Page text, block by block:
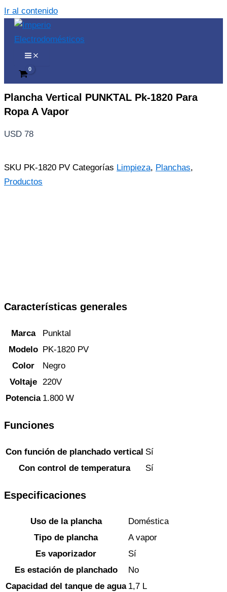
Ir al contenido
Plancha Vertical PUNKTAL Pk-1820 Para
Ropa A Vapor
USD 78
SKU PK-1820 PV Categorías Limpieza, Planchas,
Productos
Características generales
Marca
Punktal
Modelo PK-1820 PV
Color
Negro
Voltaje
220V
Potencia 1.800 W
Funciones
Con función de planchado vertical Sí
Con control de temperatura
Sí
Especificaciones
Uso de la plancha
Doméstica
Tipo de plancha
A vapor
Es vaporizador
Sí
Es estación de planchado
No
Capacidad del tanque de agua 1,7 L